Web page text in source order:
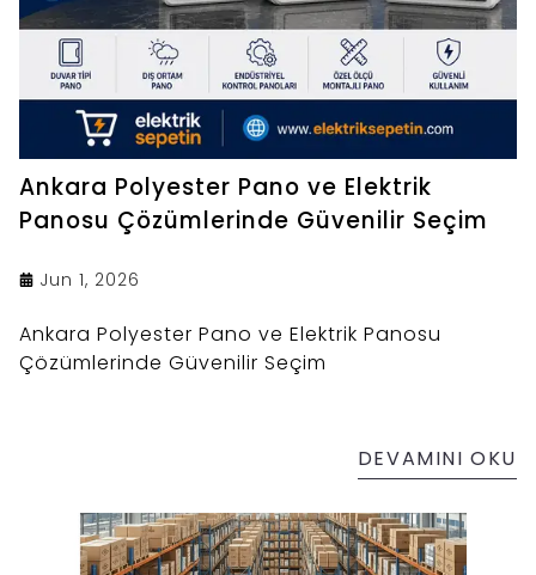
Ankara Polyester Pano ve Elektrik
Panosu Çözümlerinde Güvenilir Seçim
Jun 1, 2026
Ankara Polyester Pano ve Elektrik Panosu
Çözümlerinde Güvenilir Seçim
DEVAMINI OKU